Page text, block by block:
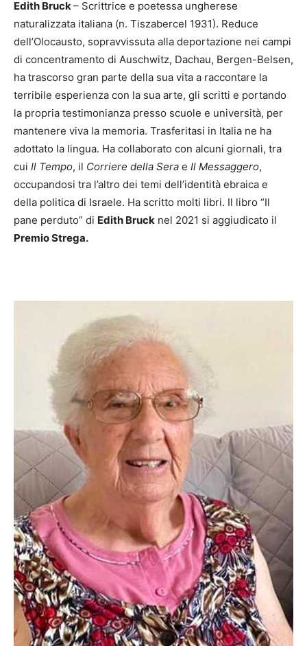
Edith Bruck– Scrittrice e poetessa ungherese
naturalizzata italiana (n. Tiszabercel 1931). Reduce
dell’Olocausto, sopravvissuta alla deportazione nei campi
di concentramento di Auschwitz, Dachau, Bergen-Belsen,
ha trascorso gran parte della sua vita a raccontare la
terribile esperienza con la sua arte, gli scritti e portando
la propria testimonianza presso scuole e università, per
mantenere viva la memoria. Trasferitasi in Italia ne ha
adottato la lingua. Ha collaborato con alcuni giornali, tra
cui Il Tempo, il Corriere della Sera e Il Messaggero,
occupandosi tra l’altro dei temi dell’identità ebraica e
della politica di Israele. Ha scritto molti libri. Il libro “Il
pane perduto” di Edith Bruck nel 2021 si aggiudicato il
Premio Strega.